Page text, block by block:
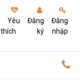
Yêu
thích
Đăng
ký
Đăng
nhập